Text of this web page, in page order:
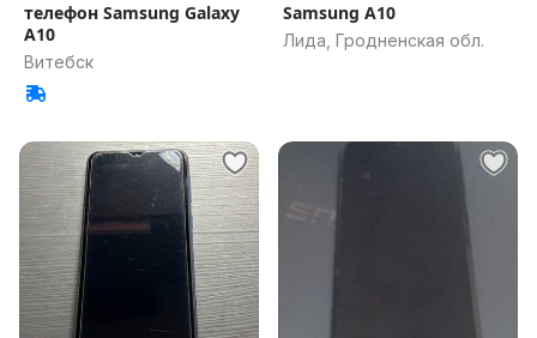
телефон Samsung Galaxy
A10
Витебск
Samsung A10
Лида, Гродненская обл.